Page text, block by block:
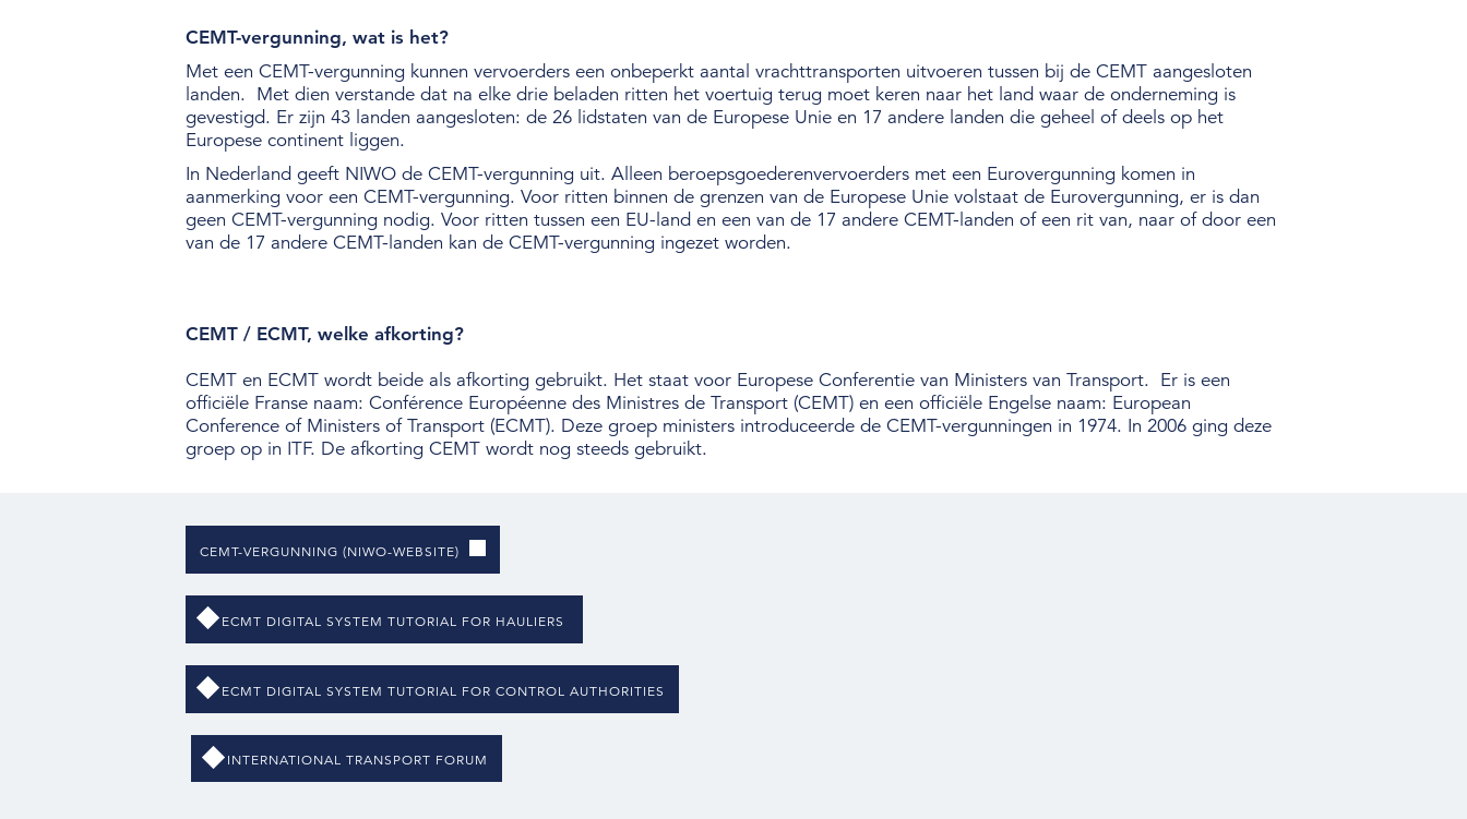
CEMT-vergunning, wat is het?
Met een CEMT-vergunning kunnen vervoerders een onbeperkt aantal vrachttransporten uitvoeren tussen bij de CEMT aangesloten
landen. Met dien verstande dat na elke drie beladen ritten het voertuig terug moet keren naar het land waar de onderneming is
gevestigd. Er zijn 43 landen aangesloten: de 26 lidstaten van de Europese Unie en 17 andere landen die geheel of deels op het
Europese continent liggen.
In Nederland geeft NIWO de CEMT-vergunning uit. Alleen beroepsgoederenvervoerders met een Eurovergunning komen in
aanmerking voor een CEMT-vergunning. Voor ritten binnen de grenzen van de Europese Unie volstaat de Eurovergunning, er is dan
geen CEMT-vergunning nodig. Voor ritten tussen een EU-land en een van de 17 andere CEMT-landen of een rit van, naar of door een
van de 17 andere CEMT-landen kan de CEMT-vergunning ingezet worden.
CEMT / ECMT, welke afkorting?
CEMT en ECMT wordt beide als afkorting gebruikt. Het staat voor Europese Conferentie van Ministers van Transport. Er is een
officiële Franse naam: Conférence Européenne des Ministres de Transport (CEMT) en een officiële Engelse naam: European
Conference of Ministers of Transport (ECMT). Deze groep ministers introduceerde de CEMT-vergunningen in 1974. In 2006 ging deze
groep op in ITF. De afkorting CEMT wordt nog steeds gebruikt.
CEMT-VERGUNNING (NIWO-WEBSITE)
ECMT DIGITAL SYSTEM TUTORIAL FOR HAULIERS
ECMT DIGITAL SYSTEM TUTORIAL FOR CONTROL AUTHORITIES
INTERNATIONAL TRANSPORT FORUM